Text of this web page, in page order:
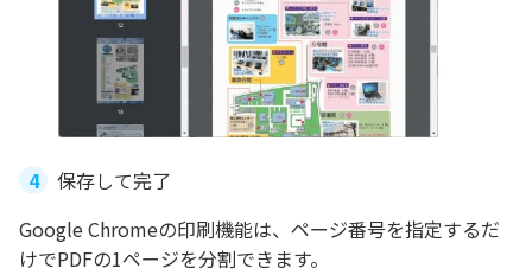
保存して完了
Google Chromeの印刷機能は、ページ番号を指定するだ
けでPDFの1ページを分割できます。